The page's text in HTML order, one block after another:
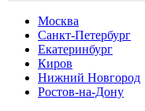
Москва
Санкт-Петербург
Екатеринбург
Киров
Нижний Новгород
Ростов-на-Дону